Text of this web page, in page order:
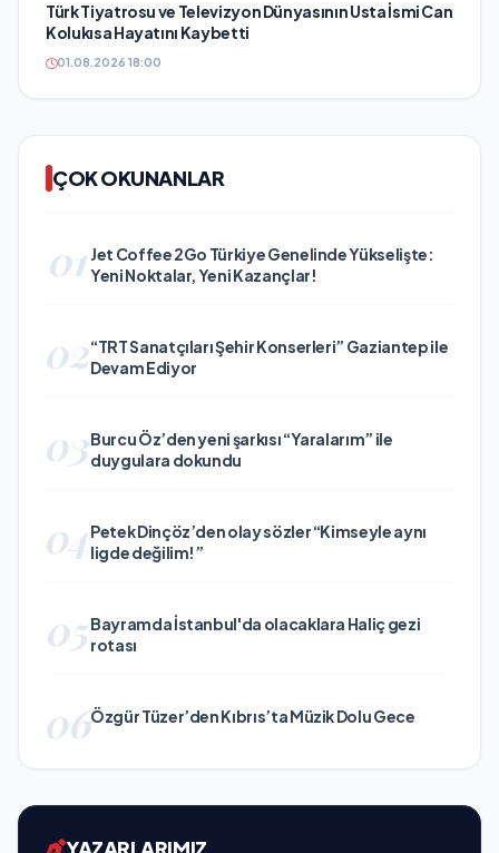
Türk Tiyatrosu ve Televizyon Dünyasının Usta İsmi Can
Kolukısa Hayatını Kaybetti
01.08.2026 18:00
ÇOK OKUNANLAR
01 Jet Coffee 2Go Türkiye Genelinde Yükselişte:
Yeni Noktalar, Yeni Kazançlar!
02“TRT Sanatçıları Şehir Konserleri” Gaziantep ile
Devam Ediyor
03Burcu Öz’den yeni şarkısı “Yaralarım” ile
duygulara dokundu
04Petek Dinçöz’den olay sözler “Kimseyle aynı
ligde değilim!”
05Bayramda İstanbul'da olacaklara Haliç gezi
rotası
06Özgür Tüzer’den Kıbrıs’ta Müzik Dolu Gece